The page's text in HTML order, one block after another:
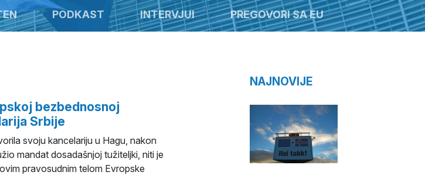
PODKAST INTERVJUI PREGOVORI SA EU
bezbednosnoj
Srbije
svoju kancelariju u Hagu, nakon
mandat dosadašnjoj tužiteljki, niti je
pravosudnim telom Evropske
NAJNOVIJE